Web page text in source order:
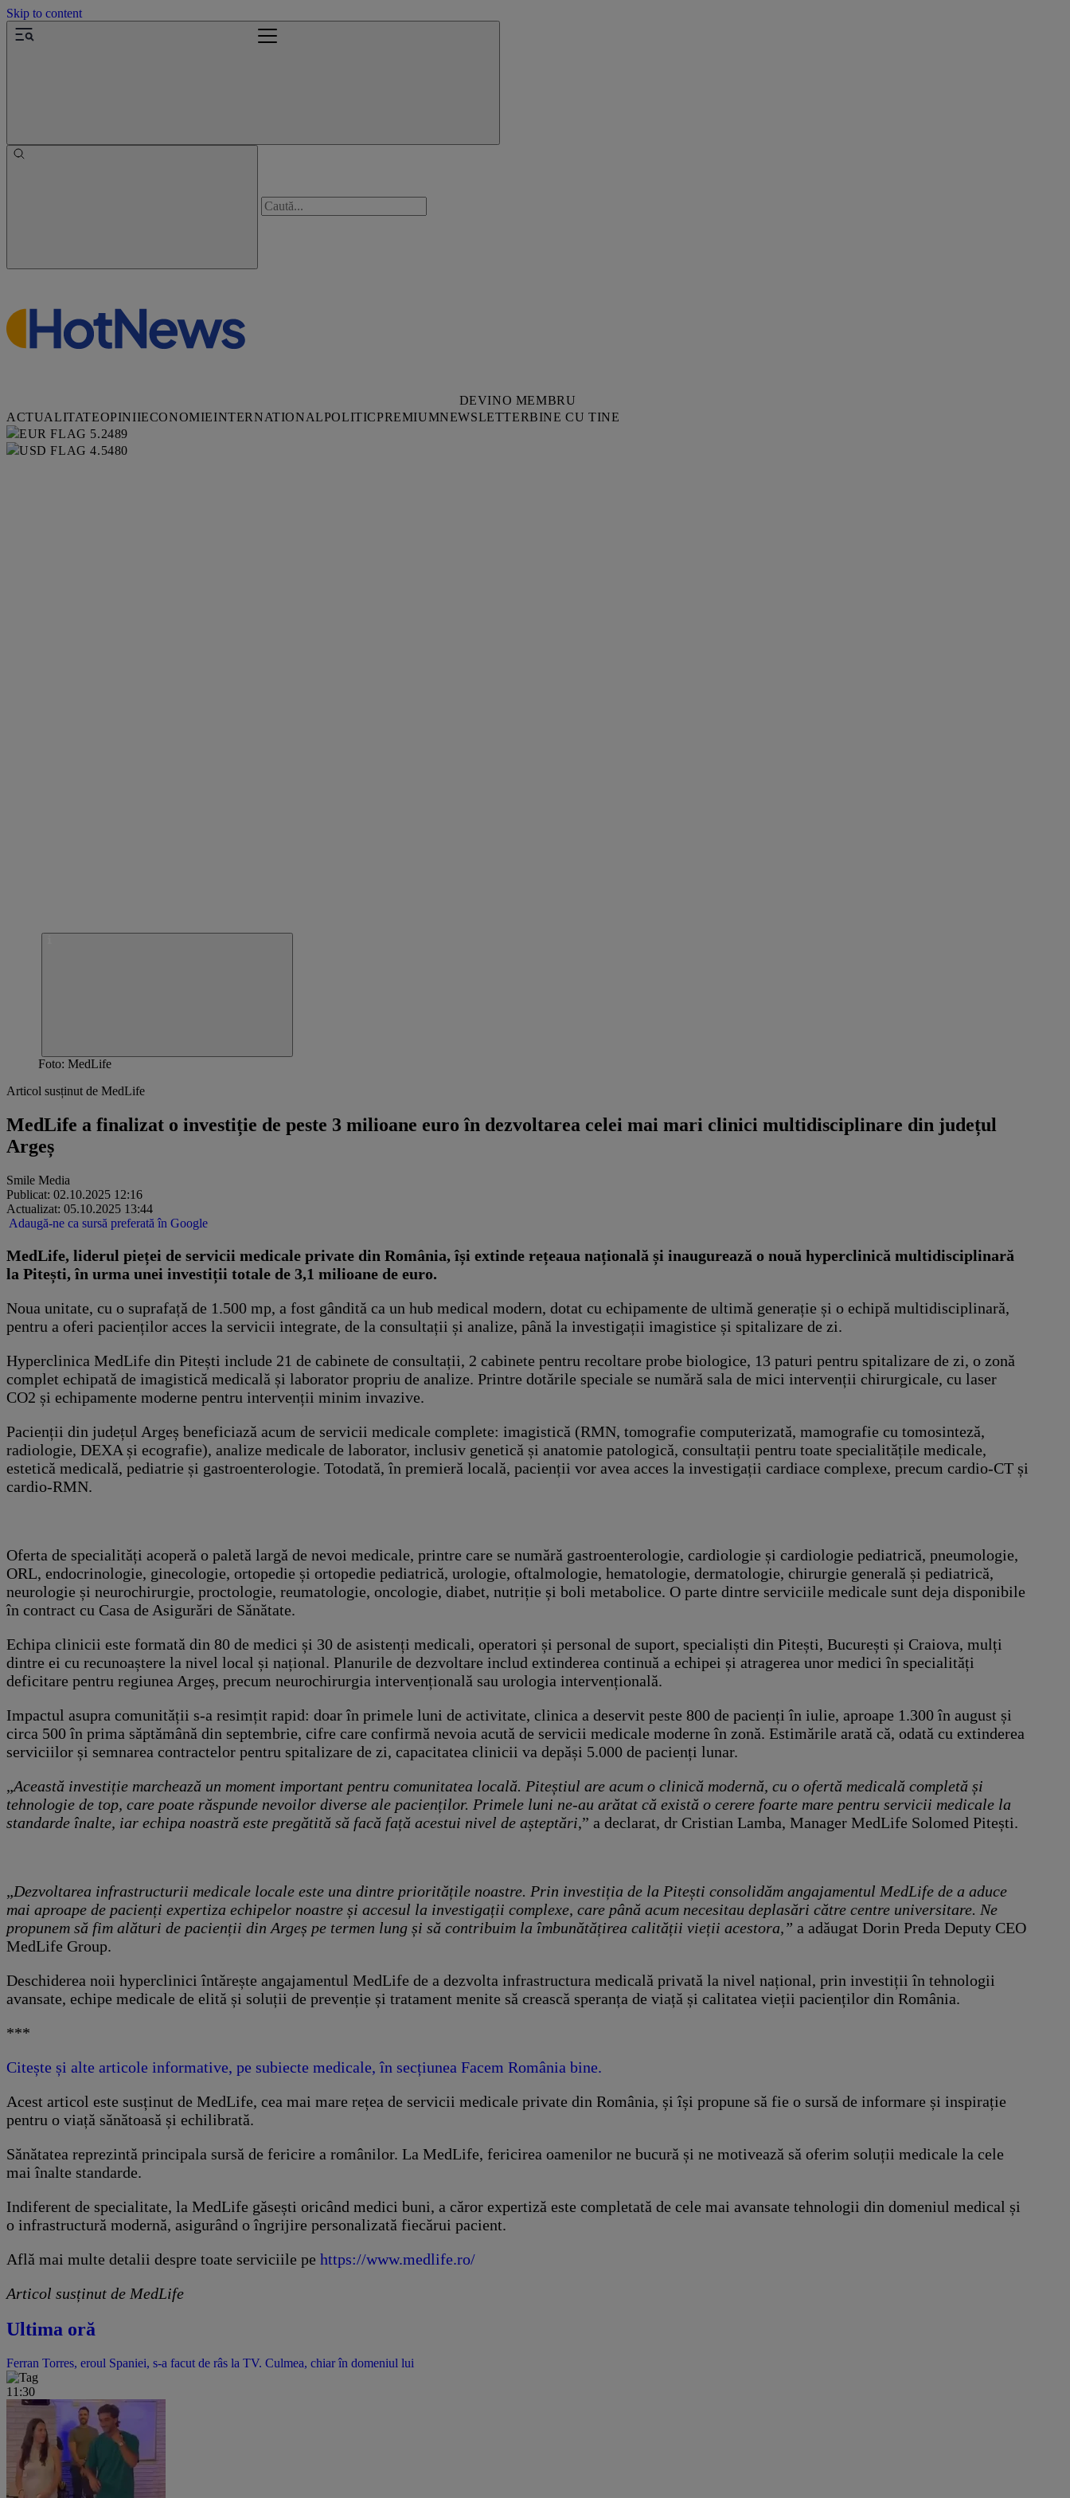
Skip to content
DEVINO MEMBRU
ACTUALITATEOPINIIECONOMIEINTERNATIONALPOLITICPREMIUMNEWSLETTERBINE CU TINE
5.2489
4.5480
Foto: MedLife
Articol susținut de MedLife
MedLife a finalizat o investiție de peste 3 milioane euro în dezvoltarea celei mai mari clinici multidisciplinare din județul
Argeș
Smile Media
Publicat: 02.10.2025 12:16
Actualizat: 05.10.2025 13:44
Adaugă-ne ca sursă preferată în Google
MedLife, liderul pieței de servicii medicale private din România, își extinde rețeaua națională și inaugurează o nouă hyperclinică multidisciplinară
la Pitești, în urma unei investiții totale de 3,1 milioane de euro.
Noua unitate, cu o suprafață de 1.500 mp, a fost gândită ca un hub medical modern, dotat cu echipamente de ultimă generație și o echipă multidisciplinară,
pentru a oferi pacienților acces la servicii integrate, de la consultații și analize, până la investigații imagistice și spitalizare de zi.
Hyperclinica MedLife din Pitești include 21 de cabinete de consultații, 2 cabinete pentru recoltare probe biologice, 13 paturi pentru spitalizare de zi, o zonă
complet echipată de imagistică medicală și laborator propriu de analize. Printre dotările speciale se numără sala de mici intervenții chirurgicale, cu laser
CO2 și echipamente moderne pentru intervenții minim invazive.
Pacienții din județul Argeș beneficiază acum de servicii medicale complete: imagistică (RMN, tomografie computerizată, mamografie cu tomosinteză,
radiologie, DEXA și ecografie), analize medicale de laborator, inclusiv genetică și anatomie patologică, consultații pentru toate specialitățile medicale,
estetică medicală, pediatrie și gastroenterologie. Totodată, în premieră locală, pacienții vor avea acces la investigații cardiace complexe, precum cardio-CT și
cardio-RMN.
Oferta de specialități acoperă o paletă largă de nevoi medicale, printre care se numără gastroenterologie, cardiologie și cardiologie pediatrică, pneumologie,
ORL, endocrinologie, ginecologie, ortopedie și ortopedie pediatrică, urologie, oftalmologie, hematologie, dermatologie, chirurgie generală și pediatrică,
neurologie și neurochirurgie, proctologie, reumatologie, oncologie, diabet, nutriție și boli metabolice. O parte dintre serviciile medicale sunt deja disponibile
în contract cu Casa de Asigurări de Sănătate.
Echipa clinicii este formată din 80 de medici și 30 de asistenți medicali, operatori și personal de suport, specialiști din Pitești, București și Craiova, mulți
dintre ei cu recunoaștere la nivel local și național. Planurile de dezvoltare includ extinderea continuă a echipei și atragerea unor medici în specialități
deficitare pentru regiunea Argeș, precum neurochirurgia intervențională sau urologia intervențională.
Impactul asupra comunității s-a resimțit rapid: doar în primele luni de activitate, clinica a deservit peste 800 de pacienți în iulie, aproape 1.300 în august și
circa 500 în prima săptămână din septembrie, cifre care confirmă nevoia acută de servicii medicale moderne în zonă. Estimările arată că, odată cu extinderea
serviciilor și semnarea contractelor pentru spitalizare de zi, capacitatea clinicii va depăși 5.000 de pacienți lunar.
„Această investiție marchează un moment important pentru comunitatea locală. Piteștiul are acum o clinică modernă, cu o ofertă medicală completă și
tehnologie de top, care poate răspunde nevoilor diverse ale pacienților. Primele luni ne-au arătat că există o cerere foarte mare pentru servicii medicale la
standarde înalte, iar echipa noastră este pregătită să facă față acestui nivel de așteptări,” a declarat, dr Cristian Lamba, Manager MedLife Solomed Pitești.
„Dezvoltarea infrastructurii medicale locale este una dintre prioritățile noastre. Prin investiția de la Pitești consolidăm angajamentul MedLife de a aduce
mai aproape de pacienți expertiza echipelor noastre și accesul la investigații complexe, care până acum necesitau deplasări către centre universitare. Ne
propunem să fim alături de pacienții din Argeș pe termen lung și să contribuim la îmbunătățirea calității vieții acestora,” a adăugat Dorin Preda Deputy CEO
MedLife Group.
Deschiderea noii hyperclinici întărește angajamentul MedLife de a dezvolta infrastructura medicală privată la nivel național, prin investiții în tehnologii
avansate, echipe medicale de elită și soluții de prevenție și tratament menite să crească speranța de viață și calitatea vieții pacienților din România.
***
Citește și alte articole informative, pe subiecte medicale, în secțiunea Facem România bine.
Acest articol este susținut de MedLife, cea mai mare rețea de servicii medicale private din România, și își propune să fie o sursă de informare și inspirație
pentru o viață sănătoasă și echilibrată.
Sănătatea reprezintă principala sursă de fericire a românilor. La MedLife, fericirea oamenilor ne bucură și ne motivează să oferim soluții medicale la cele
mai înalte standarde.
Indiferent de specialitate, la MedLife găsești oricând medici buni, a căror expertiză este completată de cele mai avansate tehnologii din domeniul medical și
o infrastructură modernă, asigurând o îngrijire personalizată fiecărui pacient.
Află mai multe detalii despre toate serviciile pe https://www.medlife.ro/
Articol susținut de MedLife
Ultima oră
Ferran Torres, eroul Spaniei, s-a facut de râs la TV. Culmea, chiar în domeniul lui
11:30